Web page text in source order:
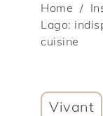
Home
Lago:
cuisine
Vivant